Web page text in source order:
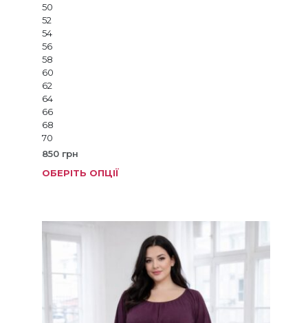
50
52
54
56
58
60
62
64
66
68
70
850 грн
ОБЕРІТЬ ОПЦІЇ
можна